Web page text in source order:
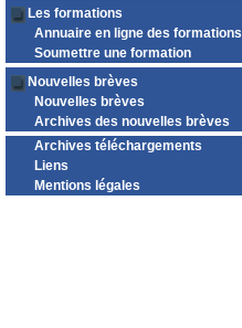
Les formations
Annuaire en ligne des formations
Soumettre une formation
Nouvelles brèves
Nouvelles brèves
Archives des nouvelles brèves
Archives téléchargements
Liens
Mentions légales